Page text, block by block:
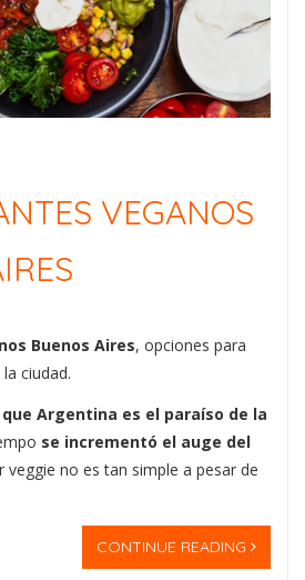
VEGANOS
Buenos Aires, opciones para
ciudad.
Argentina es el paraíso de la
se incrementó el auge del
veggie no es tan simple a pesar de
CONTINUE READING